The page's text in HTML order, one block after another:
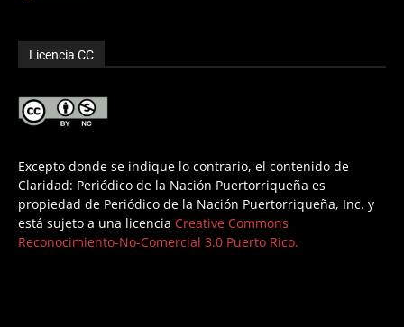
Licencia CC
Excepto donde se indique lo contrario, el contenido de
Claridad: Periódico de la Nación Puertorriqueña es
propiedad de Periódico de la Nación Puertorriqueña, Inc. y
está sujeto a una licencia Creative Commons
Reconocimiento-No-Comercial 3.0 Puerto Rico.